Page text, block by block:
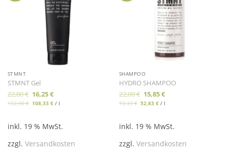
STMNT
STMNT Gel
22,80€ Ursprünglicher
Preis
war:
16,25€Aktueller
Preis
ist:
152,00€ 108,33 €/ l
inkl. 19 % MwSt.
zzgl. Versandkosten
SHAMPOO
HYDRO SHAMPOO
22,00€ Ursprünglicher
Preis
war:
15,85€Aktueller
Preis
ist:
73,33€ 52,83 €/ l
inkl. 19 % MwSt.
zzgl. Versandkosten